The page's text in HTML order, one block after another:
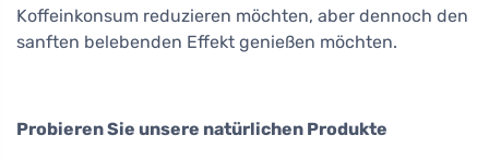
Koffeinkonsum reduzieren möchten, aber dennoch den
sanften belebenden Effekt genießen möchten.
Probieren Sie unsere natürlichen Produkte